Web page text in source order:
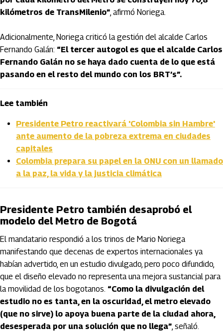
kilómetros de TransMilenio”, afirmó Noriega.
Adicionalmente, Noriega criticó la gestión del alcalde Carlos
Fernando Galán: “El tercer autogol es que el alcalde Carlos
Fernando Galán no se haya dado cuenta de lo que está
pasando en el resto del mundo con los BRT’s”.
Lee también
Presidente Petro reactivará 'Colombia sin Hambre'
ante aumento de la pobreza extrema en ciudades
capitales
Colombia prepara su papel en la ONU con un llamado
a la paz, la vida y la justicia climática
Presidente Petro también desaprobó el
modelo del Metro de Bogotá
El mandatario respondió a los trinos de Mario Noriega
manifestando que decenas de expertos internacionales ya
habían advertido, en un estudio divulgado, pero poco difundido,
que el diseño elevado no representa una mejora sustancial para
la movilidad de los bogotanos. “Como la divulgación del
estudio no es tanta, en la oscuridad, el metro elevado
(que no sirve) lo apoya buena parte de la ciudad ahora,
desesperada por una solución que no llega”, señaló.